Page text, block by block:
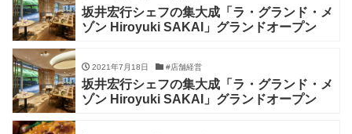
坂井宏行シェフの集大成「ラ・グランド・メ
ゾン Hiroyuki SAKAI」グランドオープン
2021年7月18日 #店舗経営
坂井宏行シェフの集大成「ラ・グランド・メ
ゾン Hiroyuki SAKAI」グランドオープン